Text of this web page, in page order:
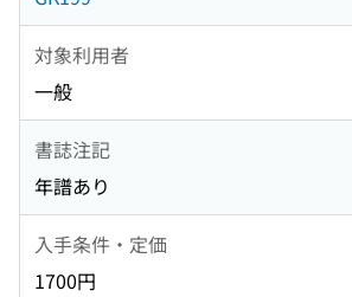
対象利用者
一般
書誌注記
年譜あり
入手条件・定価
1700円